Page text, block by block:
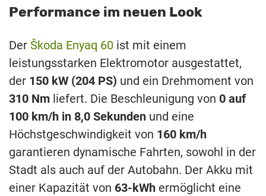
Performance im neuen Look
Der Škoda Enyaq 60 ist mit einem
leistungsstarken Elektromotor ausgestattet,
der 150 kW (204 PS) und ein Drehmoment von
310 Nm liefert. Die Beschleunigung von 0 auf
100 km/h in 8,0 Sekunden und eine
Höchstgeschwindigkeit von 160 km/h
garantieren dynamische Fahrten, sowohl in der
Stadt als auch auf der Autobahn. Der Akku mit
einer Kapazität von 63-kWh ermöglicht eine